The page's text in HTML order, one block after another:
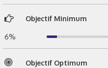
Objectif Minimum
6%
Objectif Optimum